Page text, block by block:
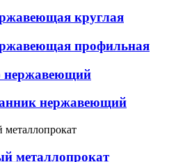
круглая
профильная
нержавеющий
нержавеющий
металлопрокат